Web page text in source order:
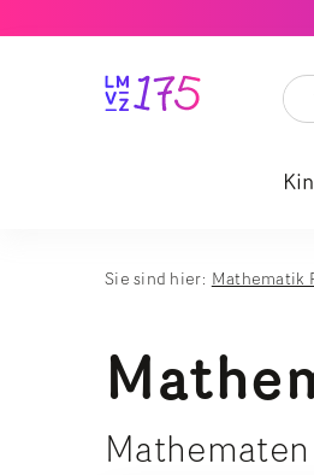
Sie sind hier: Mathematik
Stichwort